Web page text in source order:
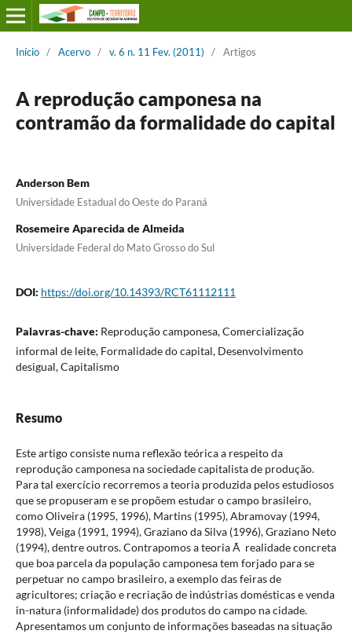
Início / Acervo / v. 6 n. 11 Fev. (2011) / Artigos
A reprodução camponesa na
contramão da formalidade do capital
Anderson Bem
Universidade Estadual do Oeste do Paraná
Rosemeire Aparecida de Almeida
Universidade Federal do Mato Grosso do Sul
DOI: https://doi.org/10.14393/RCT61112111
Palavras-chave: Reprodução camponesa, Comercialização
informal de leite, Formalidade do capital, Desenvolvimento
desigual, Capitalismo
Resumo
Este artigo consiste numa reflexão teórica a respeito da
reprodução camponesa na sociedade capitalista de produção.
Para tal exercício recorremos a teoria produzida pelos estudiosos
que se propuseram e se propõem estudar o campo brasileiro,
como Oliveira (1995, 1996), Martins (1995), Abramovay (1994,
1998), Veiga (1991, 1994), Graziano da Silva (1996), Graziano Neto
(1994), dentre outros. Contrapomos a teoria Ã realidade concreta
que boa parcela da população camponesa tem forjado para se
perpetuar no campo brasileiro, a exemplo das feiras de
agricultores; criação e recriação de indústrias domésticas e venda
in-natura (informalidade) dos produtos do campo na cidade.
Apresentamos um conjunto de informações baseadas na situação